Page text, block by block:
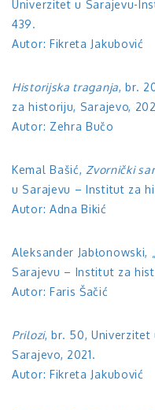
Univerzitet u Sarajevu-
439.
Autor: Fikreta Jakubović
Historijska traganja, br.
za historiju, Sarajevo,
Autor: Zehra Bučo
Kemal Bašić, Zvornički
u Sarajevu – Institut za
Autor: Adna Bikić
Aleksander Jabłonowski,
Sarajevu – Institut za
Autor: Faris Šačić
Prilozi, br. 50,
Sarajevo, 2021.
Autor: Fikreta Jakubović